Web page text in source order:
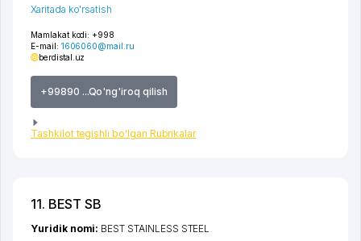
Mamlakat kodi: +998
E-mail: 1606060@mail.ru
berdistal.uz
+99890 ...Qo'ng'iroq qilish
Tashkilot tegishli bo'lgan Rubrikalar
Xaritada ko'rsatish
11. BEST SB
Yuridik nomi: BEST STAINLESS STEEL